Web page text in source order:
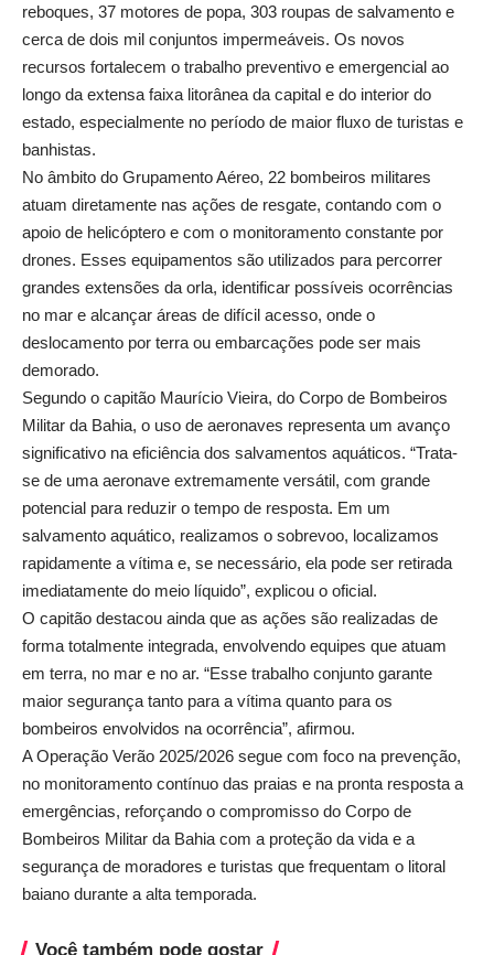
reboques, 37 motores de popa, 303 roupas de salvamento e
cerca de dois mil conjuntos impermeáveis. Os novos
recursos fortalecem o trabalho preventivo e emergencial ao
longo da extensa faixa litorânea da capital e do interior do
estado, especialmente no período de maior fluxo de turistas e
banhistas.
No âmbito do Grupamento Aéreo, 22 bombeiros militares
atuam diretamente nas ações de resgate, contando com o
apoio de helicóptero e com o monitoramento constante por
drones. Esses equipamentos são utilizados para percorrer
grandes extensões da orla, identificar possíveis ocorrências
no mar e alcançar áreas de difícil acesso, onde o
deslocamento por terra ou embarcações pode ser mais
demorado.
Segundo o capitão Maurício Vieira, do Corpo de Bombeiros
Militar da Bahia, o uso de aeronaves representa um avanço
significativo na eficiência dos salvamentos aquáticos. “Trata-
se de uma aeronave extremamente versátil, com grande
potencial para reduzir o tempo de resposta. Em um
salvamento aquático, realizamos o sobrevoo, localizamos
rapidamente a vítima e, se necessário, ela pode ser retirada
imediatamente do meio líquido”, explicou o oficial.
O capitão destacou ainda que as ações são realizadas de
forma totalmente integrada, envolvendo equipes que atuam
em terra, no mar e no ar. “Esse trabalho conjunto garante
maior segurança tanto para a vítima quanto para os
bombeiros envolvidos na ocorrência”, afirmou.
A Operação Verão 2025/2026 segue com foco na prevenção,
no monitoramento contínuo das praias e na pronta resposta a
emergências, reforçando o compromisso do Corpo de
Bombeiros Militar da Bahia com a proteção da vida e a
segurança de moradores e turistas que frequentam o litoral
baiano durante a alta temporada.
Você também pode gostar